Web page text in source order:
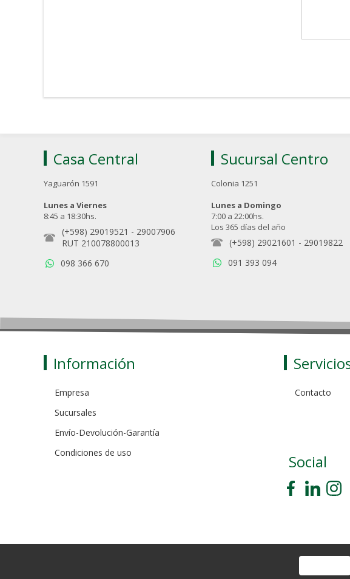
Casa Central
Yaguarón 1591
Lunes a Viernes
8:45 a 18:30hs.
(+598) 29019521 - 29007906
RUT 210078800013
098 366 670
Sucursal Centro
Colonia 1251
Lunes a Domingo
7:00 a 22:00hs.
Los 365 días del año
(+598) 29021601 - 29019822
091 393 094
Información
Empresa
Sucursales
Envío-Devolución-Garantía
Condiciones de uso
Contacto
Social